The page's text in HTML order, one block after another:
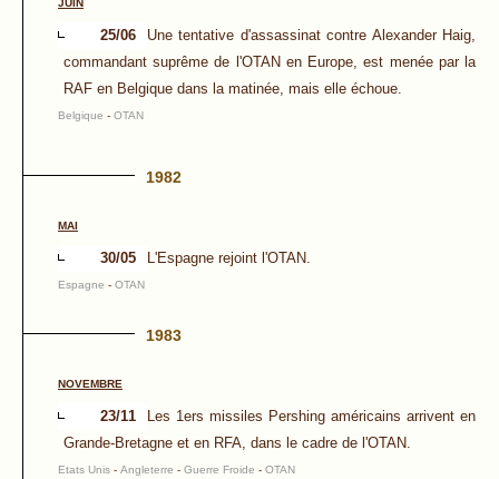
JUIN
25/06
Une tentative d'assassinat contre Alexander Haig,
commandant suprême de l'OTAN en Europe, est menée par la
RAF en Belgique dans la matinée, mais elle échoue.
Belgique - OTAN
1982
MAI
30/05 L'Espagne rejoint l'OTAN.
Espagne - OTAN
1983
NOVEMBRE
23/11
Les 1ers missiles Pershing américains arrivent en
Grande-Bretagne et en RFA, dans le cadre de l'OTAN.
Etats Unis - Angleterre - Guerre Froide - OTAN